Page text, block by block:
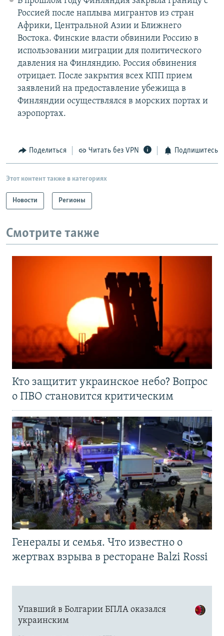
Россией после наплыва мигрантов из стран
Африки, Центральной Азии и Ближнего
Востока. Финские власти обвинили Россию в
использовании миграции для политического
давления на Финляндию. Россия обвинения
отрицает. После закрытия всех КПП прием
заявлений на предоставление убежища в
Финляндии осуществлялся в морских портах и
аэропортах.
Поделиться Читать без VPN Подпишитесь
Этот контент также в категориях
Новости Регионы
Смотрите также
Кто защитит украинское небо? Вопрос
о ПВО становится критическим
Генералы и семья. Что известно о
жертвах взрыва в ресторане Balzi Rossi